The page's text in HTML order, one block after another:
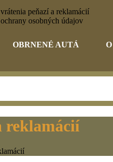
peňazí a reklamácií
osobných údajov
OBRNENÉ AUTÁ
reklamácií